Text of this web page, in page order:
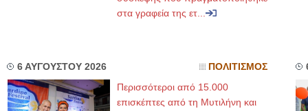
στα γραφεία της ετ...
6 ΑΥΓΟΥΣΤΟΥ 2026 ΠΟΛΙΤΙΣΜΟΣ
Περισσότεροι από 15.000
επισκέπτες από τη Μυτιλήνη και